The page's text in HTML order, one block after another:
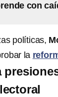
con
políticas,
la